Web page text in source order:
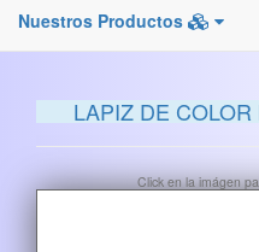
Nuestros Productos
LAPIZ DE
Click en la imágen